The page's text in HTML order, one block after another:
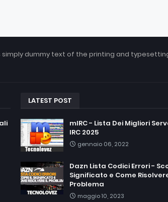
simply dummy text of the printing and
LATEST POST
mIRC - Lista Dei Migliori
IRC 2025
gennaio 06, 2022
Dazn Lista Codici Errori -
Significato e Come
Problema
maggio 10, 2023